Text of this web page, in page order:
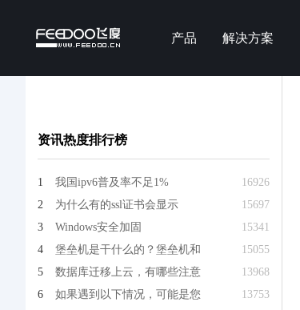
产品 解决方案
资讯热度排行榜
16926
1
我国ipv6普及率不足1%
15697
2
为什么有的ssl证书会显示
15341
3
Windows安全加固
15055
4
堡垒机是干什么的？堡垒机和
13968
5
数据库迁移上云，有哪些注意
13753
6
如果遇到以下情况，可能是您